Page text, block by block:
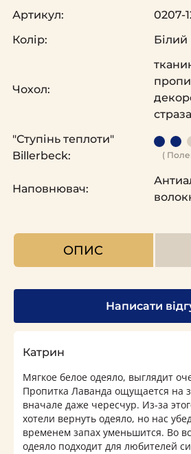
Артикул:
0207-
Колір:
Білий
Чохол:
"Ступінь теплоти"
Billerbeck:
(
Наповнювач:
ОПИС
Написати
Катрин
Мягкое белое одеяло, выглядит
Пропитка Лаванда ощущается на
вначале даже чересчур. Из-за
хотели вернуть одеяло, но нас
временем запах уменьшится. Во
одеяло подходит для любителей